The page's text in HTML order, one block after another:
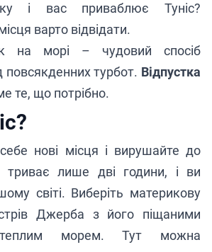
і вас приваблює Туніс?
варто відвідати.
на морі – чудовий спосіб
повсякденних турбот. Відпустка
те, що потрібно.
нові місця і вирушайте до
триває лише дві години, і ви
світі. Виберіть материкову
Джерба з його піщаними
морем. Тут можна